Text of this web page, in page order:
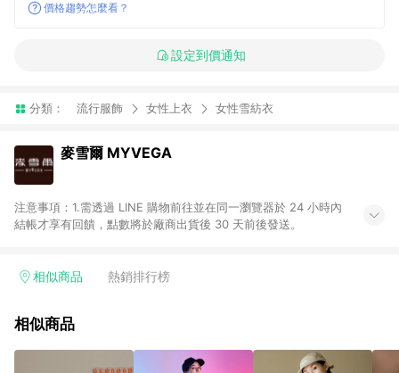
價格趨勢怎麼看？
設定到價通知
分類： 流行服飾 女性上衣 女性雪紡衣
麥雪爾 MYVEGA
注意事項：1.需透過 LINE 購物前往並在同一瀏覽器於 24 小時內
結帳才享有回饋，點數將於廠商出貨後 30 天前後發送。
相似商品 熱銷排行榜
相似商品